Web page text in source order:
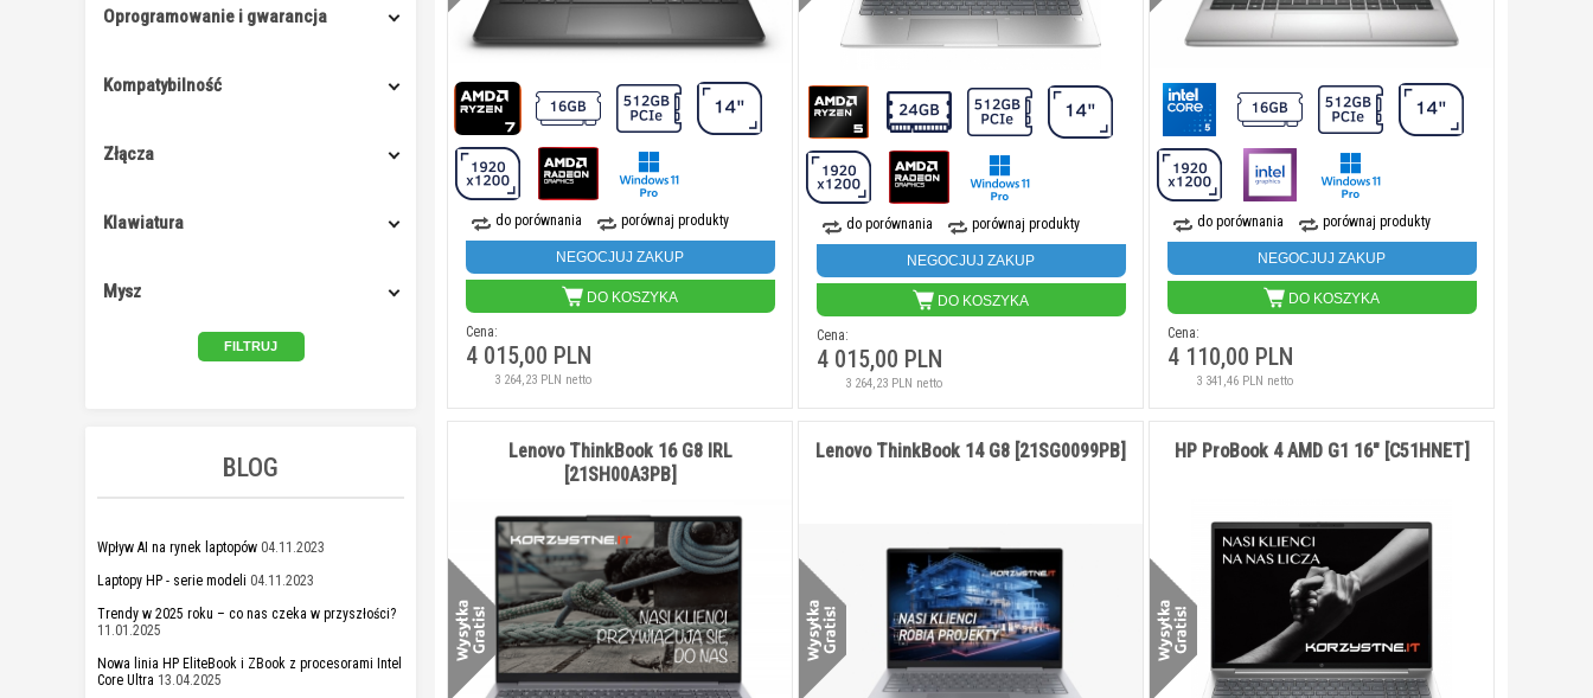
Oprogramowanie i gwarancja
Kompatybilność
Złącza
Klawiatura
Mysz
BLOG
Wpływ AI na rynek laptopów 04.11.2023
Laptopy HP - serie modeli 04.11.2023
Trendy w 2025 roku – co nas czeka w przyszłości?
11.01.2025
Nowa linia HP EliteBook i ZBook z procesorami Intel
Core Ultra 13.04.2025
do porównania porównaj produkty
NEGOCJUJ ZAKUP
DO KOSZYKA
Cena:
4 015,00 PLN
3 264,23 PLN netto
do porównania porównaj produkty
NEGOCJUJ ZAKUP
DO KOSZYKA
Cena:
4 015,00 PLN
3 264,23 PLN netto
do porównania porównaj produkty
NEGOCJUJ ZAKUP
DO KOSZYKA
Cena:
4 110,00 PLN
3 341,46 PLN netto
Lenovo ThinkBook 16 G8 IRL
[21SH00A3PB]
Lenovo ThinkBook 14 G8 [21SG0099PB] HP ProBook 4 AMD G1 16" [C51HNET]